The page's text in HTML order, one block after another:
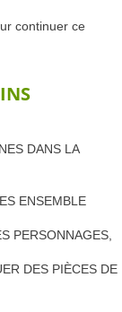
continuer ce
DANS LA
ENSEMBLE
PERSONNAGES
DES PIÈCES DE